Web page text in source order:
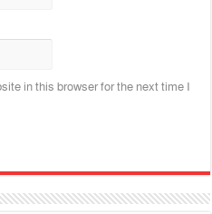
in this browser for the next time I